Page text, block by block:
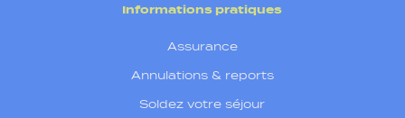
Informations pratiques
Assurance
Annulations & reports
Soldez votre séjour